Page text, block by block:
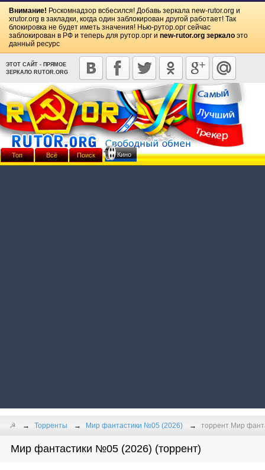
Внимание! Роскомнадзор всбесился! Добавь зеркала new-rutor.org и
xrutor.org в закладки, когда один заблокирован другой работает! Так
блокировка не будет иметь значения! Нью-рутор.орг сейчас
заблокирован в РФ и теперь для рутор.орг и new-rutor.org зеркало это
данный ресурс
ЭТОТ САЙТ - ПРЯМОЕ
ЗЕРКАЛО RUTOR.ORG
☭ Торренты Мир фантастики №05 (2026) торрент Мир
Мир фантастики №05 (2026) (торрент)